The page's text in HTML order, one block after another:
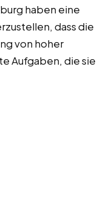
haben eine
dass die
von hoher
Aufgaben, die sie